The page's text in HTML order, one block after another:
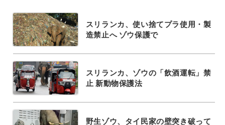
スリランカ、使い捨てプラ使用・製
造禁止へ ゾウ保護で
スリランカ、ゾウの「飲酒運転」禁
止 新動物保護法
野生ゾウ、タイ民家の壁突き破って